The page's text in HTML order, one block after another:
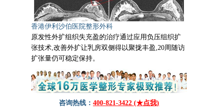
香港伊利沙伯医院整形外科
原发性外扩组织失充盈的治疗通过应用负压组织扩
张技术,改善外扩让乳房双侧得以聚拢丰盈,20周随访
扩张量仍可稳定保持。
咨询热线： 400-821-3422 (★点我)